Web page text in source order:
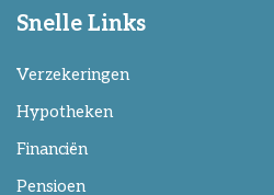
Snelle Links
Verzekeringen
Hypotheken
Financiën
Pensioen